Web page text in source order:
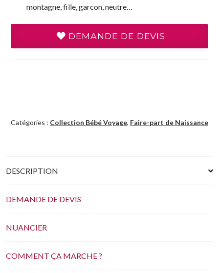
montagne, fille, garcon, neutre…
DEMANDE DE DEVIS
Catégories : Collection Bébé Voyage, Faire-part de Naissance
DESCRIPTION
DEMANDE DE DEVIS
NUANCIER
COMMENT ÇA MARCHE ?